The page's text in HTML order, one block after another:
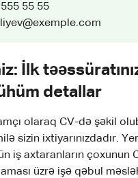
55 55
İlk
detallar
olaraq CV-də şəkil
sizin ixtiyarınızdadır.
iş axtaranların çoxunun
üzrə işə qəbul